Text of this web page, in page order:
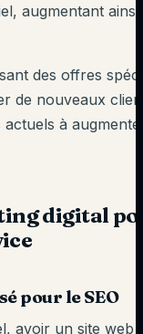
augmentant
des offres
de nouveaux
à
digital
pour le SEO
avoir un site web